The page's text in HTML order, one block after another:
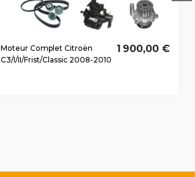
Moteur Complet Citroën
C3/I/II/Frist/Classic 2008-2010
1 900,00 €